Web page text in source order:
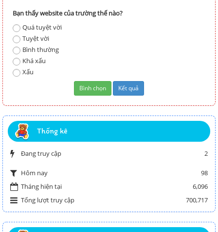
Bạn thấy website của trường thế nào?
Quá tuyệt vời
Tuyệt vời
Bình thường
Khá xấu
Xấu
Thống kê
Đang truy cập 2
Hôm nay
98
Tháng hiện tại
6,096
Tổng lượt truy cập
700,717